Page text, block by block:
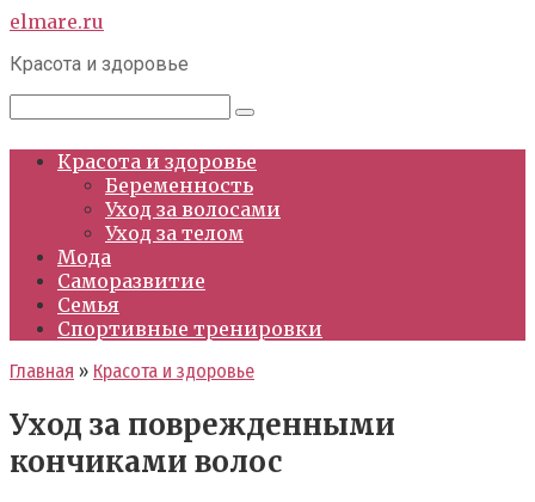
Перейти
контенту
elmare.ru
Красота и здоровье
Красота и здоровье
Беременность
Уход за волосами
Уход за телом
Мода
Саморазвитие
Семья
Спортивные тренировки
Главная » Красота и здоровье
Уход за поврежденными
кончиками волос